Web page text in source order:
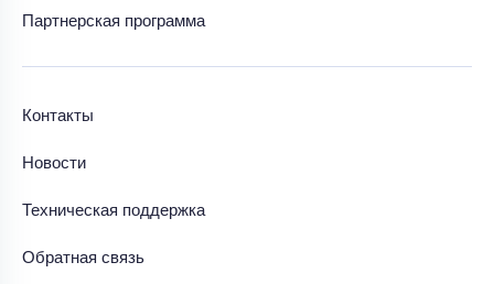
Партнерская программа
Контакты
Новости
Техническая поддержка
Обратная связь